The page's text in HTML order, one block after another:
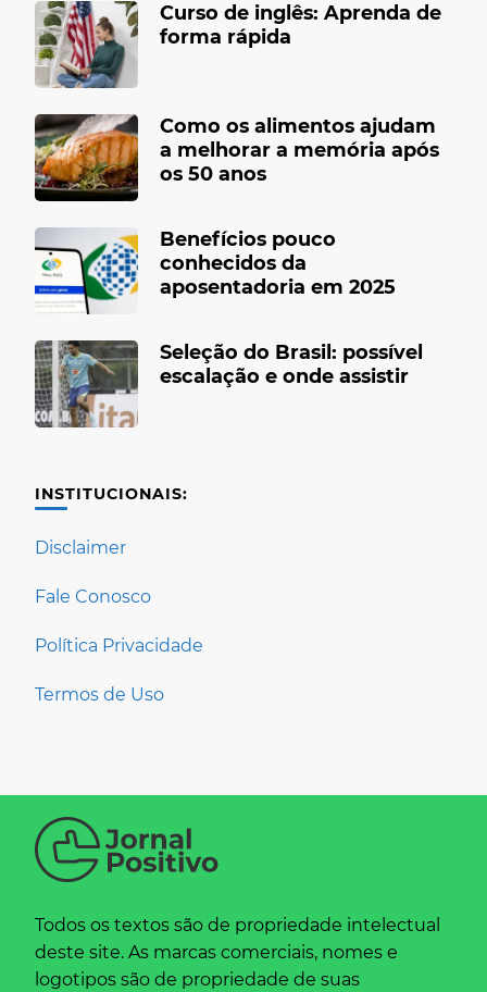
Curso de inglês: Aprenda de
forma rápida
Como os alimentos ajudam
a melhorar a memória após
os 50 anos
Benefícios pouco
conhecidos da
aposentadoria em 2025
Seleção do Brasil: possível
escalação e onde assistir
INSTITUCIONAIS:
Disclaimer
Fale Conosco
Política Privacidade
Termos de Uso
Todos os textos são de propriedade intelectual
deste site. As marcas comerciais, nomes e
logotipos são de propriedade de suas